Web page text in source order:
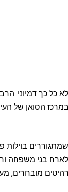
כך דמיוני.
בני משפחה
מובחרים,